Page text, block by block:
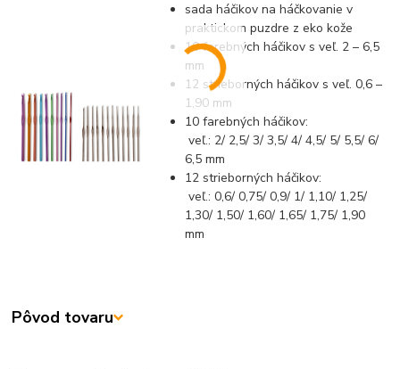
sada háčikov na háčkovanie v
praktickom puzdre z eko kože
10 farebných háčikov s veľ. 2 – 6,5
mm
12 strieborných háčikov s veľ. 0,6 –
1,90 mm
10 farebných háčikov:
veľ.: 2/ 2,5/ 3/ 3,5/ 4/ 4,5/ 5/ 5,5/ 6/
6,5 mm
12 strieborných háčikov:
veľ.: 0,6/ 0,75/ 0,9/ 1/ 1,10/ 1,25/
1,30/ 1,50/ 1,60/ 1,65/ 1,75/ 1,90
mm
Pôvod tovaru